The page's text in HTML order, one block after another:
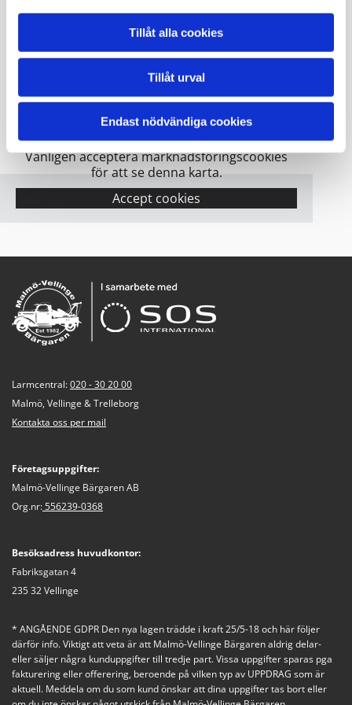
Tillåt alla cookies
Tillåt urval
Endast nödvändiga cookies
KONTAKTA OSS
Vänligen acceptera marknadsföringscookies
för att se denna karta.
Accept cookies
Larmcentral:020 - 30 20 00
Malmö, Vellinge & Trelleborg
Kontakta oss per mail
Företagsuppgifter:
Malmö-Vellinge Bärgaren AB
Org.nr:556239-0368
Besöksadress huvudkontor:
Fabriksgatan 4
235 32 Vellinge
* ANGÅENDE GDPR Den nya lagen trädde i kraft 25/5-18 och här följer
därför info. Viktigt att veta är att Malmö-Vellinge Bärgaren aldrig delar-
eller säljer några kunduppgifter till tredje part. Vissa uppgifter sparas pga
fakturering eller offerering, beroende på vilken typ av UPPDRAG som är
aktuell. Meddela om du som kund önskar att dina uppgifter tas bort eller